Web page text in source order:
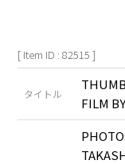
[ Item ID : 82515 ]
タイトル
FILM